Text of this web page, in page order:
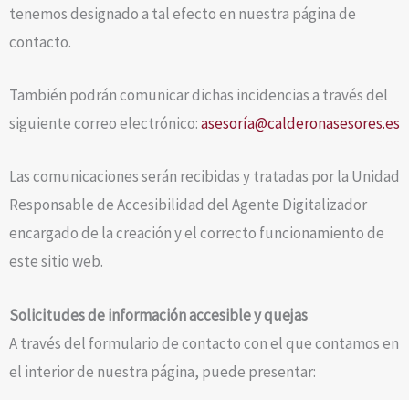
tenemos designado a tal efecto en nuestra página de
contacto.
También podrán comunicar dichas incidencias a través del
siguiente correo electrónico:asesoría@calderonasesores.es
Las comunicaciones serán recibidas y tratadas por la Unidad
Responsable de Accesibilidad del Agente Digitalizador
encargado de la creación y el correcto funcionamiento de
este sitio web.
Solicitudes de información accesible y quejas
A través del formulario de contacto con el que contamos en
el interior de nuestra página, puede presentar: